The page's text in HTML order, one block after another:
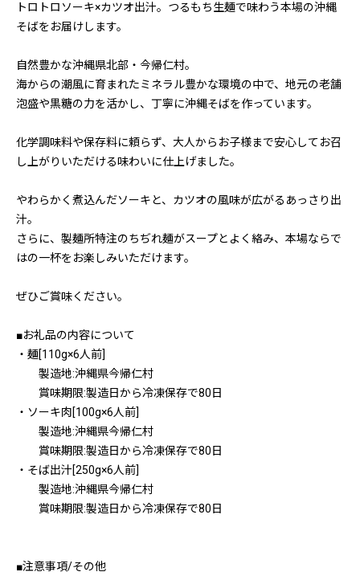
トロトロソーキ×カツオ出汁。つるもち生麺で味わう本場の沖縄
そばをお届けします。
自然豊かな沖縄県北部・今帰仁村。
海からの潮風に育まれたミネラル豊かな環境の中で、地元の老舗
泡盛や黒糖の力を活かし、丁寧に沖縄そばを作っています。
化学調味料や保存料に頼らず、大人からお子様まで安心してお召
し上がりいただける味わいに仕上げました。
やわらかく煮込んだソーキと、カツオの風味が広がるあっさり出
汁。
さらに、製麺所特注のちぢれ麺がスープとよく絡み、本場ならで
はの一杯をお楽しみいただけます。
ぜひご賞味ください。
■お礼品の内容について
・麺[110g×6人前]
製造地:沖縄県今帰仁村
賞味期限:製造日から冷凍保存で80日
・ソーキ肉[100g×6人前]
製造地:沖縄県今帰仁村
賞味期限:製造日から冷凍保存で80日
・そば出汁[250g×6人前]
製造地:沖縄県今帰仁村
賞味期限:製造日から冷凍保存で80日
■注意事項/その他